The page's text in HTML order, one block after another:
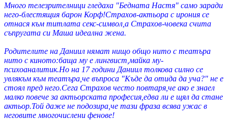
Много телезрителници гледаха "Бедната Настя" само заради
него-блестящия барон Корф!Страхов-актьора с ирония се
отнася към титлата секс-символ,а Страхов-човека счита
съпругата си Маша идеална жена.
Родителите на Даниил нямат нищо общо нито с театъра
нито с киното:баща му е лингвист,майка му-
психоаналитик.Но на 17 години Даниил толкова силно се
увлякъм към театъра,че въпроса "Къде да отида да уча?" не е
стоял пред него.Сега Страхов често повтаря,че ако е знаел
малко повече за актьорската професия,едва ли е щял да стане
актьор.Той даже не подозира,че тази фраза всява ужас в
неговите многочислени фенове!